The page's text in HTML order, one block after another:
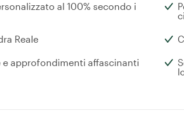
al 100% secondo i
Reale
e approfondimenti affascinanti